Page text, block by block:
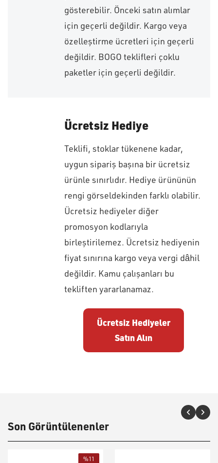
gösterebilir. Önceki satın alımlar
için geçerli değildir. Kargo veya
özelleştirme ücretleri için geçerli
değildir. BOGO teklifleri çoklu
paketler için geçerli değildir.
Ücretsiz Hediye
Teklifi, stoklar tükenene kadar,
uygun sipariş başına bir ücretsiz
ürünle sınırlıdır. Hediye ürününün
rengi görseldekinden farklı olabilir.
Ücretsiz hediyeler diğer
promosyon kodlarıyla
birleştirilemez. Ücretsiz hediyenin
fiyat sınırına kargo veya vergi dâhil
değildir. Kamu çalışanları bu
tekliften yararlanamaz.
Ücretsiz Hediyeler
Satın Alın
Son Görüntülenenler
%11